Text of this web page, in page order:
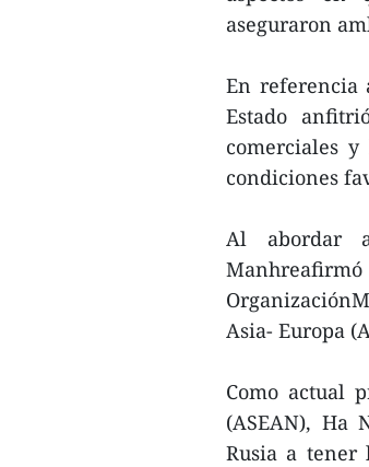
aseguraron
En referencia
Estado
comerciales
condiciones
Al abordar
Asia- Europa
Como actual
(ASEAN), Ha
Rusia a